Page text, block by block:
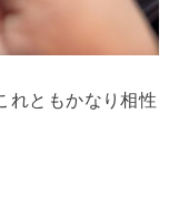
れともかなり相性